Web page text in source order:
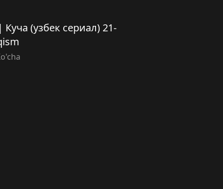
Куча (узбек сериал) 21-